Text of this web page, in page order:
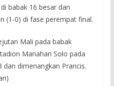
babak 16 besar dan
(1-0) di fase perempat final.
Mali pada babak
Manahan Solo pada
dimenangkan Prancis.